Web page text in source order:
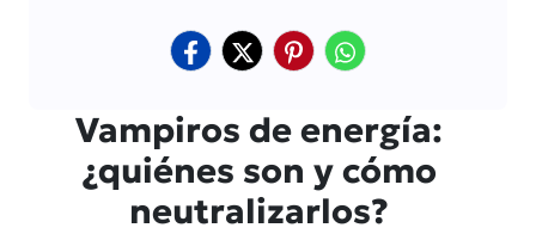
Vampiros de energía:
¿quiénes son y cómo
neutralizarlos?